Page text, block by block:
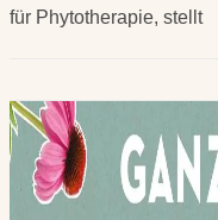
für Phytotherapie, stellt